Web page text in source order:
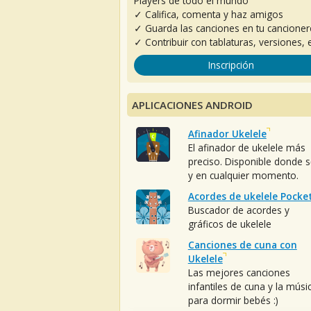
✓ Califica, comenta y haz amigos
✓ Guarda las canciones en tu
✓ Contribuir con tablaturas, versiones,
Inscripción
APLICACIONES ANDROID
Afinador Ukelele
El afinador de ukelele más
preciso. Disponible donde
y en cualquier momento.
Acordes de ukelele
Buscador de acordes y
gráficos de ukelele
Canciones de cuna con
Ukelele
Las mejores canciones
infantiles de cuna y la
para dormir bebés :)